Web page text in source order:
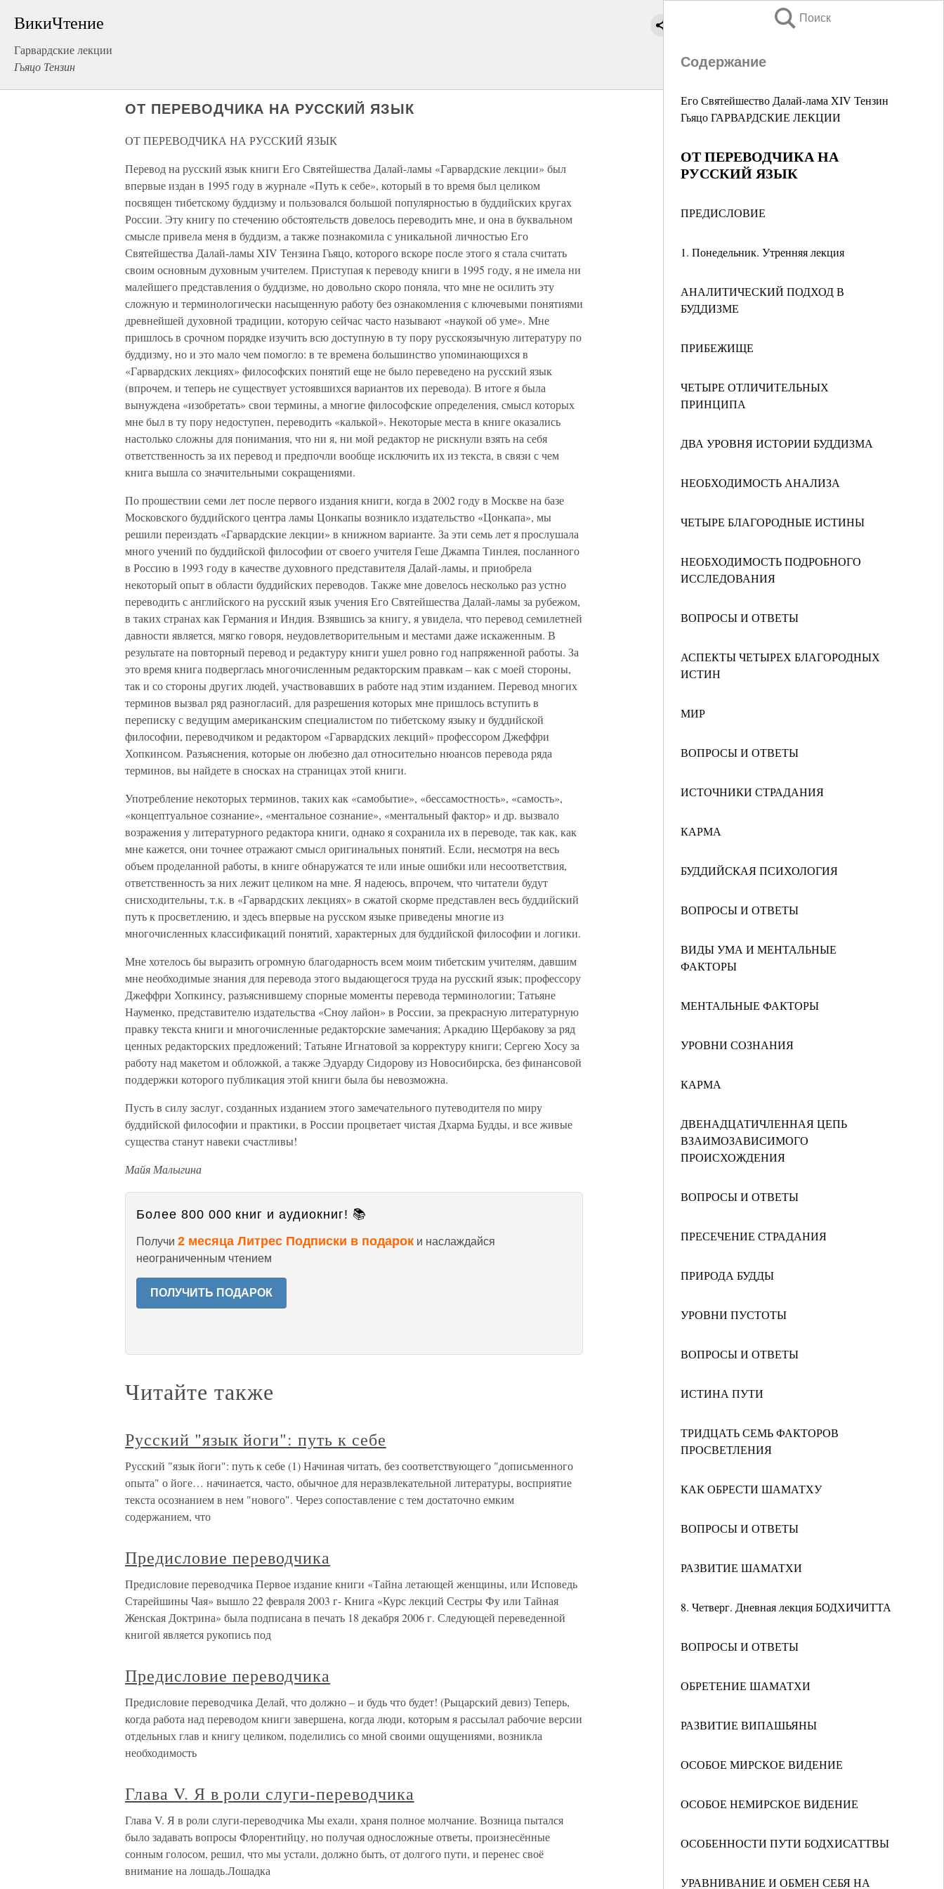
ВикиЧтение
Гарвардские лекции
Гьяцо Тензин
Поиск
Содержание
Его Святейшество Далай-лама XIV Тензин
Гьяцо ГАРВАРДСКИЕ ЛЕКЦИИ
ОТ ПЕРЕВОДЧИКА НА
РУССКИЙ ЯЗЫК
ПРЕДИСЛОВИЕ
1. Понедельник. Утренняя лекция
АНАЛИТИЧЕСКИЙ ПОДХОД В
БУДДИЗМЕ
ПРИБЕЖИЩЕ
ЧЕТЫРЕ ОТЛИЧИТЕЛЬНЫХ
ПРИНЦИПА
ДВА УРОВНЯ ИСТОРИИ БУДДИЗМА
НЕОБХОДИМОСТЬ АНАЛИЗА
ЧЕТЫРЕ БЛАГОРОДНЫЕ ИСТИНЫ
НЕОБХОДИМОСТЬ ПОДРОБНОГО
ИССЛЕДОВАНИЯ
ВОПРОСЫ И ОТВЕТЫ
АСПЕКТЫ ЧЕТЫРЕХ БЛАГОРОДНЫХ
ИСТИН
МИР
ВОПРОСЫ И ОТВЕТЫ
ИСТОЧНИКИ СТРАДАНИЯ
КАРМА
БУДДИЙСКАЯ ПСИХОЛОГИЯ
ВОПРОСЫ И ОТВЕТЫ
ВИДЫ УМА И МЕНТАЛЬНЫЕ
ФАКТОРЫ
МЕНТАЛЬНЫЕ ФАКТОРЫ
УРОВНИ СОЗНАНИЯ
КАРМА
ДВЕНАДЦАТИЧЛЕННАЯ ЦЕПЬ
ВЗАИМОЗАВИСИМОГО
ПРОИСХОЖДЕНИЯ
ВОПРОСЫ И ОТВЕТЫ
ПРЕСЕЧЕНИЕ СТРАДАНИЯ
ПРИРОДА БУДДЫ
УРОВНИ ПУСТОТЫ
ВОПРОСЫ И ОТВЕТЫ
ИСТИНА ПУТИ
ТРИДЦАТЬ СЕМЬ ФАКТОРОВ
ПРОСВЕТЛЕНИЯ
КАК ОБРЕСТИ ШАМАТХУ
ВОПРОСЫ И ОТВЕТЫ
РАЗВИТИЕ ШАМАТХИ
8. Четверг. Дневная лекция БОДХИЧИТТА
ВОПРОСЫ И ОТВЕТЫ
ОБРЕТЕНИЕ ШАМАТХИ
РАЗВИТИЕ ВИПАШЬЯНЫ
ОСОБОЕ МИРСКОЕ ВИДЕНИЕ
ОСОБОЕ НЕМИРСКОЕ ВИДЕНИЕ
ОСОБЕННОСТИ ПУТИ БОДХИСАТТВЫ
УРАВНИВАНИЕ И ОБМЕН СЕБЯ НА
ОТ ПЕРЕВОДЧИКА НА РУССКИЙ ЯЗЫК
ОТ ПЕРЕВОДЧИКА НА РУССКИЙ ЯЗЫК
Перевод на русский язык книги Его Святейшества Далай-ламы «Гарвардские лекции» был
впервые издан в 1995 году в журнале «Путь к себе», который в то время был целиком
посвящен тибетскому буддизму и пользовался большой популярностью в буддийских кругах
России. Эту книгу по стечению обстоятельств довелось переводить мне, и она в буквальном
смысле привела меня в буддизм, а также познакомила с уникальной личностью Его
Святейшества Далай-ламы XIV Тензина Гьяцо, которого вскоре после этого я стала считать
своим основным духовным учителем. Приступая к переводу книги в 1995 году, я не имела ни
малейшего представления о буддизме, но довольно скоро поняла, что мне не осилить эту
сложную и терминологически насыщенную работу без ознакомления с ключевыми понятиями
древнейшей духовной традиции, которую сейчас часто называют «наукой об уме». Мне
пришлось в срочном порядке изучить всю доступную в ту пору русскоязычную литературу по
буддизму, но и это мало чем помогло: в те времена большинство упоминающихся в
«Гарвардских лекциях» философских понятий еще не было переведено на русский язык
(впрочем, и теперь не существует устоявшихся вариантов их перевода). В итоге я была
вынуждена «изобретать» свои термины, а многие философские определения, смысл которых
мне был в ту пору недоступен, переводить «калькой». Некоторые места в книге оказались
настолько сложны для понимания, что ни я, ни мой редактор не рискнули взять на себя
ответственность за их перевод и предпочли вообще исключить их из текста, в связи с чем
книга вышла со значительными сокращениями.
По прошествии семи лет после первого издания книги, когда в 2002 году в Москве на базе
Московского буддийского центра ламы Цонкапы возникло издательство «Цонкапа», мы
решили переиздать «Гарвардские лекции» в книжном варианте. За эти семь лет я прослушала
много учений по буддийской философии от своего учителя Геше Джампа Тинлея, посланного
в Россию в 1993 году в качестве духовного представителя Далай-ламы, и приобрела
некоторый опыт в области буддийских переводов. Также мне довелось несколько раз устно
переводить с английского на русский язык учения Его Святейшества Далай-ламы за рубежом,
в таких странах как Германия и Индия. Взявшись за книгу, я увидела, что перевод семилетней
давности является, мягко говоря, неудовлетворительным и местами даже искаженным. В
результате на повторный перевод и редактуру книги ушел ровно год напряженной работы. За
это время книга подверглась многочисленным редакторским правкам – как с моей стороны,
так и со стороны других людей, участвовавших в работе над этим изданием. Перевод многих
терминов вызвал ряд разногласий, для разрешения которых мне пришлось вступить в
переписку с ведущим американским специалистом по тибетскому языку и буддийской
философии, переводчиком и редактором «Гарвардских лекций» профессором Джеффри
Хопкинсом. Разъяснения, которые он любезно дал относительно нюансов перевода ряда
терминов, вы найдете в сносках на страницах этой книги.
Употребление некоторых терминов, таких как «самобытие», «бессамостность», «самость»,
«концептуальное сознание», «ментальное сознание», «ментальный фактор» и др. вызвало
возражения у литературного редактора книги, однако я сохранила их в переводе, так как, как
мне кажется, они точнее отражают смысл оригинальных понятий. Если, несмотря на весь
объем проделанной работы, в книге обнаружатся те или иные ошибки или несоответствия,
ответственность за них лежит целиком на мне. Я надеюсь, впрочем, что читатели будут
снисходительны, т.к. в «Гарвардских лекциях» в сжатой скорме представлен весь буддийский
путь к просветлению, и здесь впервые на русском языке приведены многие из
многочисленных классификаций понятий, характерных для буддийской философии и логики.
Мне хотелось бы выразить огромную благодарность всем моим тибетским учителям, давшим
мне необходимые знания для перевода этого выдающегося труда на русский язык; профессору
Джеффри Хопкинсу, разъяснившему спорные моменты перевода терминологии; Татьяне
Науменко, представителю издательства «Сноу лайон» в России, за прекрасную литературную
правку текста книги и многочисленные редакторские замечания; Аркадию Щербакову за ряд
ценных редакторских предложений; Татьяне Игнатовой за корректуру книги; Сергею Хосу за
работу над макетом и обложкой, а также Эдуарду Сидорову из Новосибирска, без финансовой
поддержки которого публикация этой книги была бы невозможна.
Пусть в силу заслуг, созданных изданием этого замечательного путеводителя по миру
буддийской философии и практики, в России процветает чистая Дхарма Будды, и все живые
существа станут навеки счастливы!
Майя Малыгина
Более 800 000 книг и аудиокниг! 📚
Получи 2 месяца Литрес Подписки в подарок и наслаждайся
неограниченным чтением
ПОЛУЧИТЬ ПОДАРОК
Читайте также
Русский "язык йоги": путь к себе
Русский "язык йоги": путь к себе (1) Начиная читать, без соответствующего "дописьменного
опыта" о йоге… начинается, часто, обычное для неразвлекательной литературы, восприятие
текста осознанием в нем "нового". Через сопоставление с тем достаточно емким
содержанием, что
Предисловие переводчика
Предисловие переводчика Первое издание книги «Тайна летающей женщины, или Исповедь
Старейшины Чая» вышло 22 февраля 2003 г- Книга «Курс лекций Сестры Фу или Тайная
Женская Доктрина» была подписана в печать 18 декабря 2006 г. Следующей переведенной
книгой является рукопись под
Предисловие переводчика
Предисловие переводчика Делай, что должно – и будь что будет! (Рыцарский девиз) Теперь,
когда работа над переводом книги завершена, когда люди, которым я рассылал рабочие версии
отдельных глав и книгу целиком, поделились со мной своими ощущениями, возникла
необходимость
Глава V. Я в роли слуги-переводчика
Глава V. Я в роли слуги-переводчика Мы ехали, храня полное молчание. Возница пытался
было задавать вопросы Флорентийцу, но получая односложные ответы, произнесённые
сонным голосом, решил, что мы устали, должно быть, от долгого пути, и перенес своё
внимание на лошадь.Лошадка